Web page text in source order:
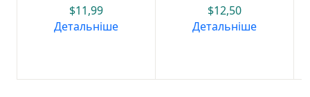
$11,99
Детальніше
$12,50
Детальніше